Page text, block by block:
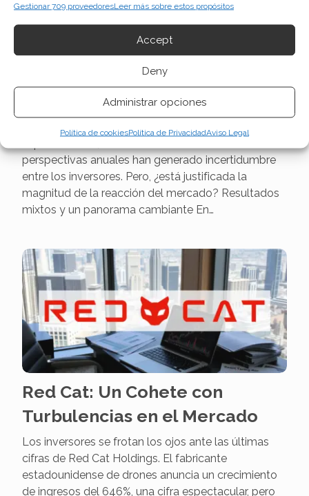
Gestionar 709 proveedoresLeer más sobre estos propósitos
Accept
Deny
Administrar opciones
Política de cookiesPolítica de PrivacidadAviso Legal
Red Cat Holdings:
¿Oportunidad tras el
desplome bursátil?
Red Cat Holdings ha enfrentado un revés
significativo. Los últimos resultados trimestrales y,
perspectivas anuales han generado incertidumbre
entre los inversores. Pero, ¿está justificada la
magnitud de la reacción del mercado? Resultados
mixtos y un panorama cambiante En…
Red Cat: Un Cohete con
Turbulencias en el Mercado
Los inversores se frotan los ojos ante las últimas
cifras de Red Cat Holdings. El fabricante
estadounidense de drones anuncia un crecimiento
de ingresos del 646%, una cifra espectacular, pero